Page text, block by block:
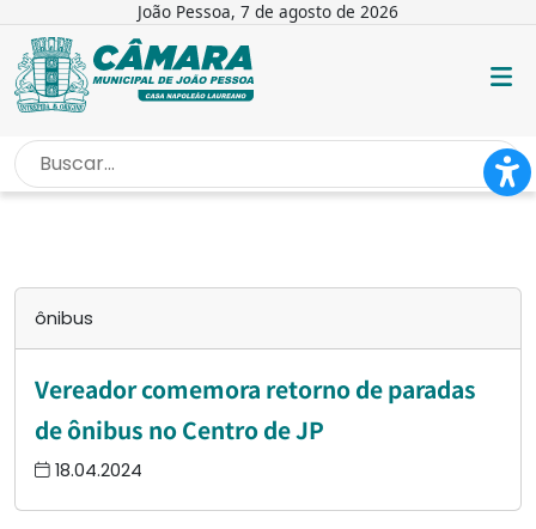
João Pessoa, 7 de agosto de 2026
INÍCIO /
ônibus
Vereador comemora retorno de paradas
de ônibus no Centro de JP
18.04.2024